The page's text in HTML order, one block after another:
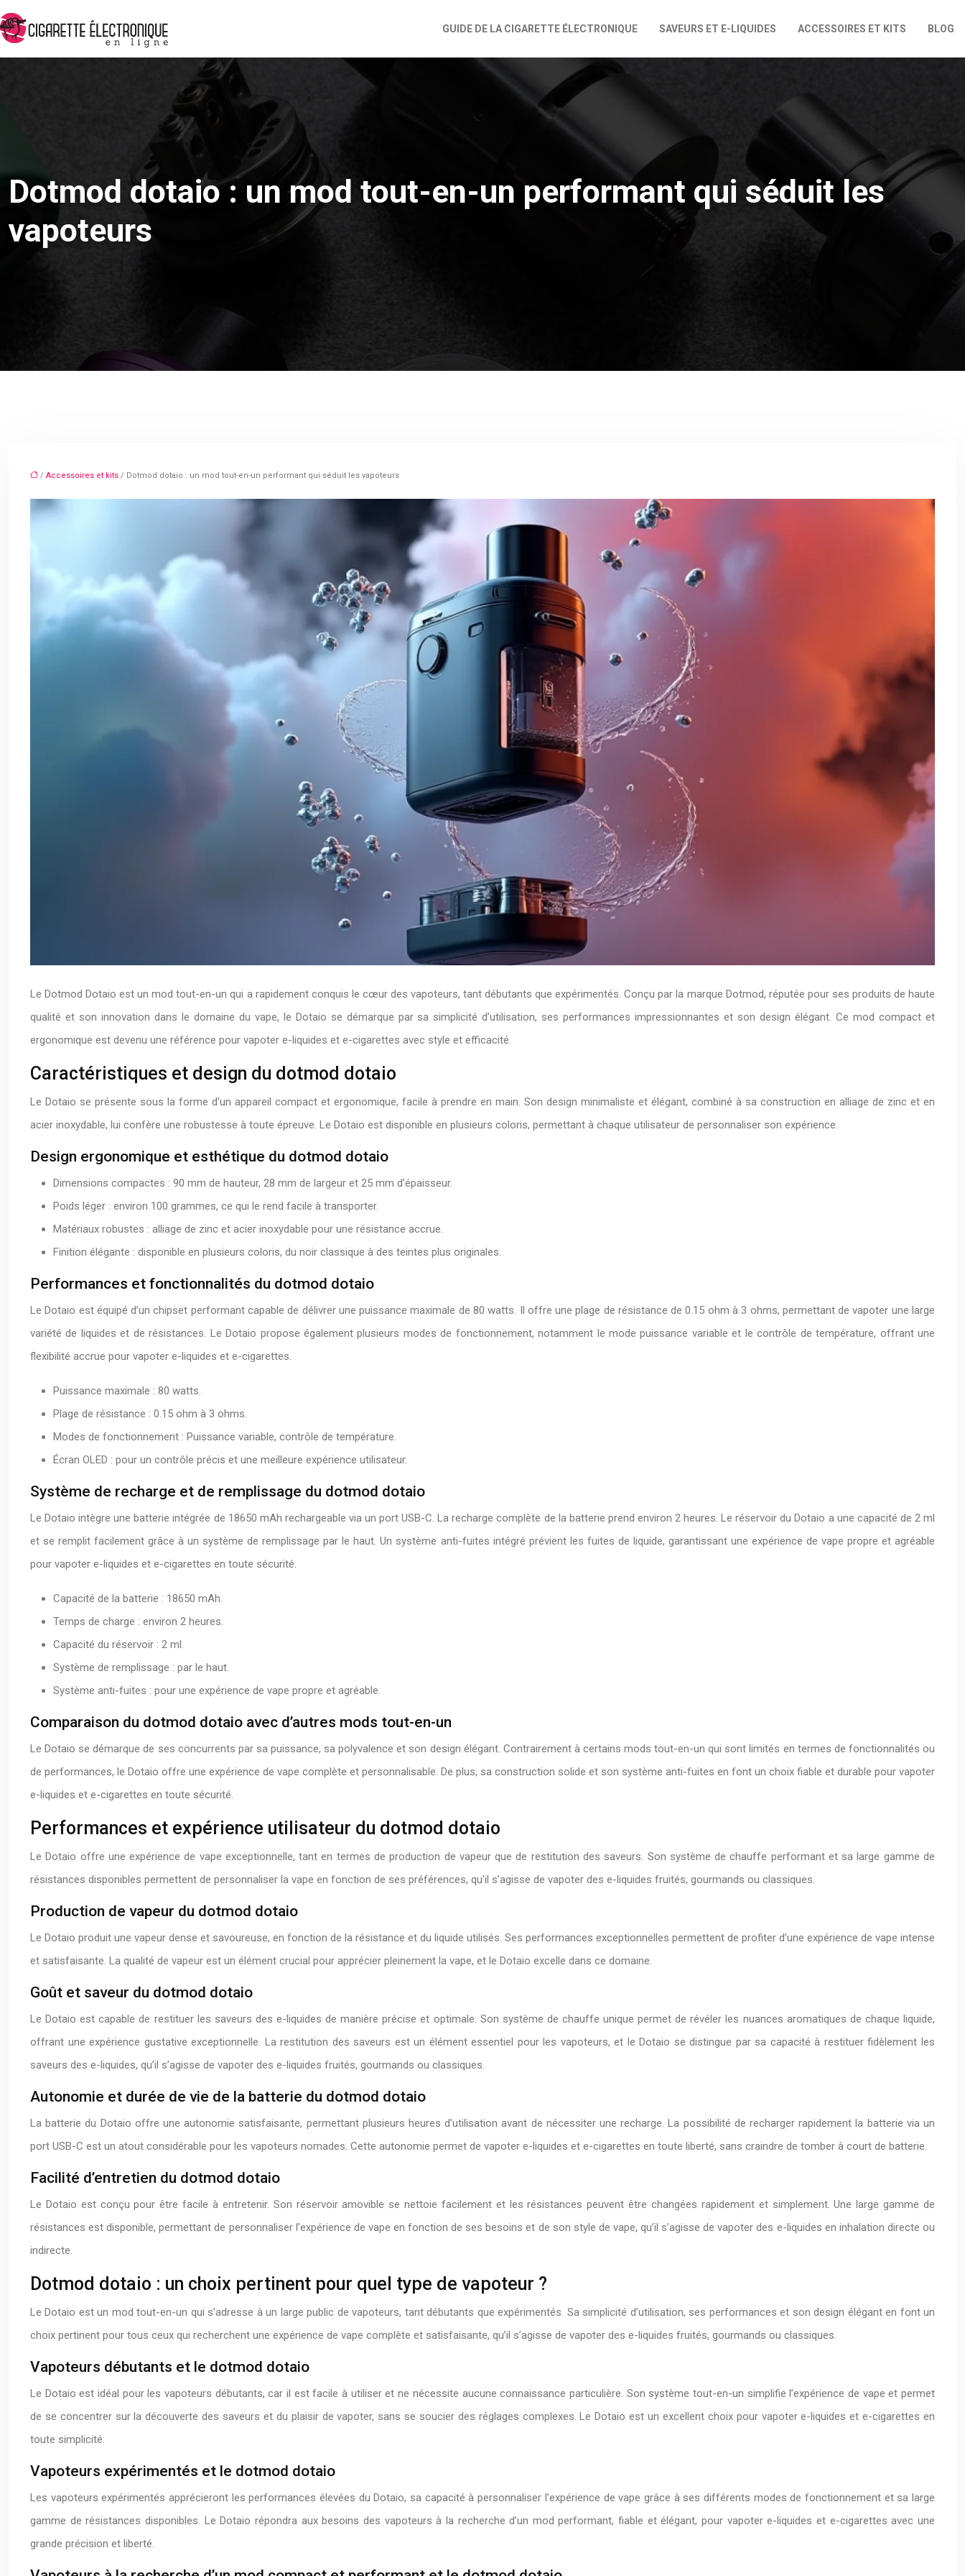
GUIDE DE LA CIGARETTE ÉLECTRONIQUE SAVEURS ET E-LIQUIDES ACCESSOIRES ET KITS BLOG
Dotmod dotaio : un mod tout-en-un performant qui séduit les
vapoteurs
/ Accessoires et kits / Dotmod dotaio : un mod tout-en-un performant qui séduit les vapoteurs
Le Dotmod Dotaio est un mod tout-en-un qui a rapidement conquis le cœur des vapoteurs, tant débutants que expérimentés. Conçu par la marque Dotmod, réputée pour ses produits de haute
qualité et son innovation dans le domaine du vape, le Dotaio se démarque par sa simplicité d’utilisation, ses performances impressionnantes et son design élégant. Ce mod compact et
ergonomique est devenu une référence pour vapoter e-liquides et e-cigarettes avec style et efficacité.
Caractéristiques et design du dotmod dotaio
Le Dotaio se présente sous la forme d’un appareil compact et ergonomique, facile à prendre en main. Son design minimaliste et élégant, combiné à sa construction en alliage de zinc et en
acier inoxydable, lui confère une robustesse à toute épreuve. Le Dotaio est disponible en plusieurs coloris, permettant à chaque utilisateur de personnaliser son expérience.
Design ergonomique et esthétique du dotmod dotaio
Dimensions compactes : 90 mm de hauteur, 28 mm de largeur et 25 mm d’épaisseur.
Poids léger : environ 100 grammes, ce qui le rend facile à transporter.
Matériaux robustes : alliage de zinc et acier inoxydable pour une résistance accrue.
Finition élégante : disponible en plusieurs coloris, du noir classique à des teintes plus originales.
Performances et fonctionnalités du dotmod dotaio
Le Dotaio est équipé d’un chipset performant capable de délivrer une puissance maximale de 80 watts. Il offre une plage de résistance de 0.15 ohm à 3 ohms, permettant de vapoter une large
variété de liquides et de résistances. Le Dotaio propose également plusieurs modes de fonctionnement, notamment le mode puissance variable et le contrôle de température, offrant une
flexibilité accrue pour vapoter e-liquides et e-cigarettes.
Puissance maximale : 80 watts.
Plage de résistance : 0.15 ohm à 3 ohms.
Modes de fonctionnement : Puissance variable, contrôle de température.
Écran OLED : pour un contrôle précis et une meilleure expérience utilisateur.
Système de recharge et de remplissage du dotmod dotaio
Le Dotaio intègre une batterie intégrée de 18650 mAh rechargeable via un port USB-C. La recharge complète de la batterie prend environ 2 heures. Le réservoir du Dotaio a une capacité de 2 ml
et se remplit facilement grâce à un système de remplissage par le haut. Un système anti-fuites intégré prévient les fuites de liquide, garantissant une expérience de vape propre et agréable
pour vapoter e-liquides et e-cigarettes en toute sécurité.
Capacité de la batterie : 18650 mAh.
Temps de charge : environ 2 heures.
Capacité du réservoir : 2 ml.
Système de remplissage : par le haut.
Système anti-fuites : pour une expérience de vape propre et agréable.
Comparaison du dotmod dotaio avec d’autres mods tout-en-un
Le Dotaio se démarque de ses concurrents par sa puissance, sa polyvalence et son design élégant. Contrairement à certains mods tout-en-un qui sont limités en termes de fonctionnalités ou
de performances, le Dotaio offre une expérience de vape complète et personnalisable. De plus, sa construction solide et son système anti-fuites en font un choix fiable et durable pour vapoter
e-liquides et e-cigarettes en toute sécurité.
Performances et expérience utilisateur du dotmod dotaio
Le Dotaio offre une expérience de vape exceptionnelle, tant en termes de production de vapeur que de restitution des saveurs. Son système de chauffe performant et sa large gamme de
résistances disponibles permettent de personnaliser la vape en fonction de ses préférences, qu’il s’agisse de vapoter des e-liquides fruités, gourmands ou classiques.
Production de vapeur du dotmod dotaio
Le Dotaio produit une vapeur dense et savoureuse, en fonction de la résistance et du liquide utilisés. Ses performances exceptionnelles permettent de profiter d’une expérience de vape intense
et satisfaisante. La qualité de vapeur est un élément crucial pour apprécier pleinement la vape, et le Dotaio excelle dans ce domaine.
Goût et saveur du dotmod dotaio
Le Dotaio est capable de restituer les saveurs des e-liquides de manière précise et optimale. Son système de chauffe unique permet de révéler les nuances aromatiques de chaque liquide,
offrant une expérience gustative exceptionnelle. La restitution des saveurs est un élément essentiel pour les vapoteurs, et le Dotaio se distingue par sa capacité à restituer fidèlement les
saveurs des e-liquides, qu’il s’agisse de vapoter des e-liquides fruités, gourmands ou classiques.
Autonomie et durée de vie de la batterie du dotmod dotaio
La batterie du Dotaio offre une autonomie satisfaisante, permettant plusieurs heures d’utilisation avant de nécessiter une recharge. La possibilité de recharger rapidement la batterie via un
port USB-C est un atout considérable pour les vapoteurs nomades. Cette autonomie permet de vapoter e-liquides et e-cigarettes en toute liberté, sans craindre de tomber à court de batterie.
Facilité d’entretien du dotmod dotaio
Le Dotaio est conçu pour être facile à entretenir. Son réservoir amovible se nettoie facilement et les résistances peuvent être changées rapidement et simplement. Une large gamme de
résistances est disponible, permettant de personnaliser l’expérience de vape en fonction de ses besoins et de son style de vape, qu’il s’agisse de vapoter des e-liquides en inhalation directe ou
indirecte.
Dotmod dotaio : un choix pertinent pour quel type de vapoteur ?
Le Dotaio est un mod tout-en-un qui s’adresse à un large public de vapoteurs, tant débutants que expérimentés. Sa simplicité d’utilisation, ses performances et son design élégant en font un
choix pertinent pour tous ceux qui recherchent une expérience de vape complète et satisfaisante, qu’il s’agisse de vapoter des e-liquides fruités, gourmands ou classiques.
Vapoteurs débutants et le dotmod dotaio
Le Dotaio est idéal pour les vapoteurs débutants, car il est facile à utiliser et ne nécessite aucune connaissance particulière. Son système tout-en-un simplifie l’expérience de vape et permet
de se concentrer sur la découverte des saveurs et du plaisir de vapoter, sans se soucier des réglages complexes. Le Dotaio est un excellent choix pour vapoter e-liquides et e-cigarettes en
toute simplicité.
Vapoteurs expérimentés et le dotmod dotaio
Les vapoteurs expérimentés apprécieront les performances élevées du Dotaio, sa capacité à personnaliser l’expérience de vape grâce à ses différents modes de fonctionnement et sa large
gamme de résistances disponibles. Le Dotaio répondra aux besoins des vapoteurs à la recherche d’un mod performant, fiable et élégant, pour vapoter e-liquides et e-cigarettes avec une
grande précision et liberté.